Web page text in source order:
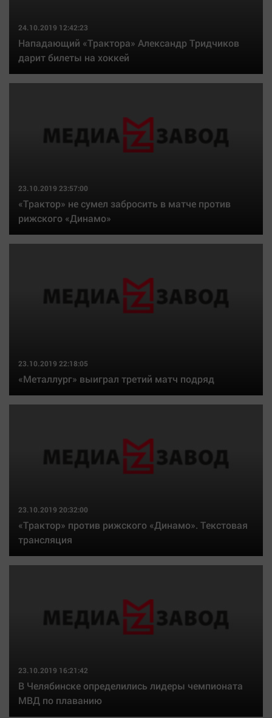
24.10.2019 12:42:23
Нападающий «Трактора» Александр Тридчиков
дарит билеты на хоккей
23.10.2019 23:57:00
«Трактор» не сумел забросить в матче против
рижского «Динамо»
23.10.2019 22:18:05
«Металлург» выиграл третий матч подряд
23.10.2019 20:32:00
«Трактор» против рижского «Динамо». Текстовая
трансляция
23.10.2019 16:21:42
В Челябинске определились лидеры чемпионата
МВД по плаванию